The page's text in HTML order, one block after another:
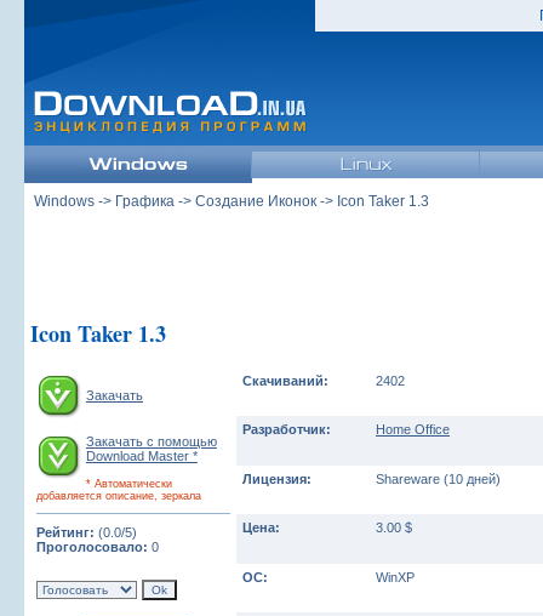
Windows -> Графика -> Создание Иконок -> Icon Taker 1.3
Icon Taker 1.3
Закачать
Закачать с помощью
Download Master *
* Автоматически
добавляется описание, зеркала
Рейтинг: (0.0/5)
Проголосовало: 0
Скачиваний: 2402
Разработчик: Home Office
Лицензия: Shareware (10 дней)
Цена: 3.00 $
ОС: WinXP